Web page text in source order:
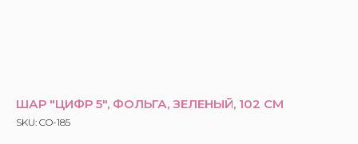
ШАР "ЦИФР 5", ФОЛЬГА, ЗЕЛЕНЫЙ, 102 СМ
SKU: CO-185